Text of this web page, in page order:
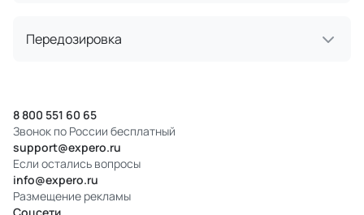
Передозировка
8 800 551 60 65
Звонок по России бесплатный
support@expero.ru
Если остались вопросы
info@expero.ru
Размещение рекламы